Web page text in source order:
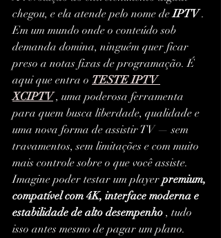
chegou, e ela atende pelo nome de IPTV .
Em um mundo onde o conteúdo sob
demanda domina, ninguém quer ficar
preso a notas fixas de programação. É
aqui que entra o TESTE IPTV
XCIPTV , uma poderosa ferramenta
para quem busca liberdade, qualidade e
uma nova forma de assistir TV — sem
travamentos, sem limitações e com muito
mais controle sobre o que você assiste.
Imagine poder testar um player premium,
compatível com 4K, interface moderna e
estabilidade de alto desempenho , tudo
isso antes mesmo de pagar um plano.